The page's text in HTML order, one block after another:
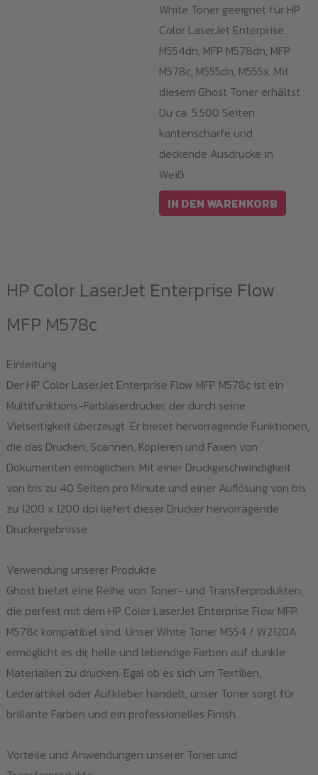
White Toner geeignet für HP
Color LaserJet Enterprise
M554dn, MFP M578dn, MFP
M578c, M555dn, M555x. Mit
diesem Ghost Toner erhältst
Du ca. 5.500 Seiten
kantenscharfe und
deckende Ausdrucke in
Weiß.
IN DEN WARENKORB
HP Color LaserJet Enterprise Flow
MFP M578c
Einleitung
Der HP Color LaserJet Enterprise Flow MFP M578c ist ein
Multifunktions-Farblaserdrucker, der durch seine
Vielseitigkeit überzeugt. Er bietet hervorragende Funktionen,
die das Drucken, Scannen, Kopieren und Faxen von
Dokumenten ermöglichen. Mit einer Druckgeschwindigkeit
von bis zu 40 Seiten pro Minute und einer Auflösung von bis
zu 1200 x 1200 dpi liefert dieser Drucker hervorragende
Druckergebnisse.
Verwendung unserer Produkte
Ghost bietet eine Reihe von Toner- und Transferprodukten,
die perfekt mit dem HP Color LaserJet Enterprise Flow MFP
M578c kompatibel sind. Unser White Toner M554 / W2120A
ermöglicht es dir, helle und lebendige Farben auf dunkle
Materialien zu drucken. Egal ob es sich um Textilien,
Lederartikel oder Aufkleber handelt, unser Toner sorgt für
brillante Farben und ein professionelles Finish.
Vorteile und Anwendungen unserer Toner und